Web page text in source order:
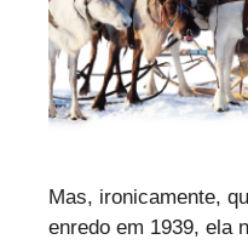
Mas, ironicamente,
enredo em 1939, ela